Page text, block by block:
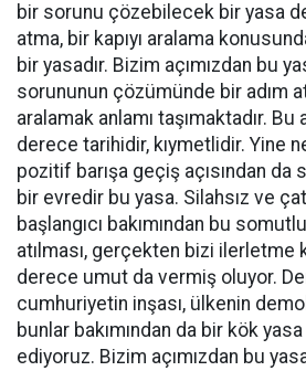
bir sorunu çözebilecek bir yasa
atma, bir kapıyı aralama
bir yasadır. Bizim açımızdan bu
sorununun çözümünde bir adım
aralamak anlamı taşımaktadır. Bu
derece tarihidir, kıymetlidir. Yine
pozitif barışa geçiş açısından da
bir evredir bu yasa. Silahsız ve
başlangıcı bakımından bu
atılması, gerçekten bizi ilerletme
derece umut da vermiş oluyor.
cumhuriyetin inşası, ülkenin
bunlar bakımından da bir kök
ediyoruz. Bizim açımızdan bu